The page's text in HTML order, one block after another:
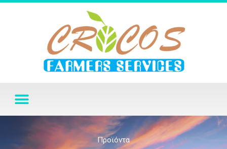
Προϊόντα